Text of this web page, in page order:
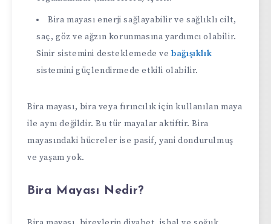
Bira mayası enerji sağlayabilir ve sağlıklı cilt,
saç, göz ve ağzın korunmasına yardımcı olabilir.
Sinir sistemini desteklemede vebağışıklık
sistemini güçlendirmede etkili olabilir.
Bira mayası, bira veya fırıncılık için kullanılan maya
ile aynı değildir. Bu tür mayalar aktiftir. Bira
mayasındaki hücreler ise pasif, yani dondurulmuş
ve yaşam yok.
Bira Mayası Nedir?